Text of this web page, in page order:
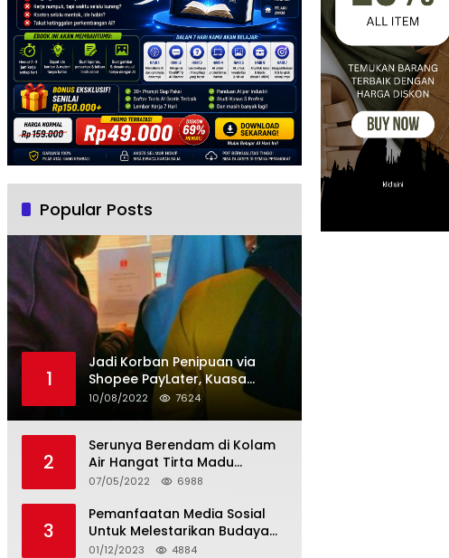
Popular Posts
1
Jadi Korban Penipuan via
Shopee PayLater, Kuasa
Hukum Minta Penangguhan
10/08/2022 7624
2
Serunya Berendam di Kolam
Air Hangat Tirta Madu
Barokah
07/05/2022 6988
3
Pemanfaatan Media Sosial
Untuk Melestarikan Budaya
Lokal
01/12/2023 4884